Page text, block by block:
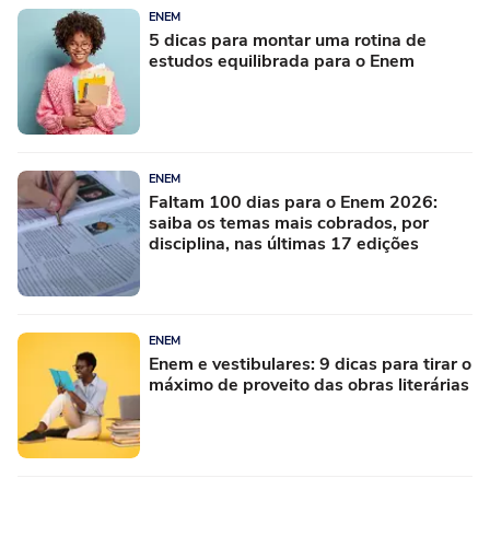
ENEM
5 dicas para montar uma rotina de
estudos equilibrada para o Enem
ENEM
Faltam 100 dias para o Enem 2026:
saiba os temas mais cobrados, por
disciplina, nas últimas 17 edições
ENEM
Enem e vestibulares: 9 dicas para tirar o
máximo de proveito das obras literárias